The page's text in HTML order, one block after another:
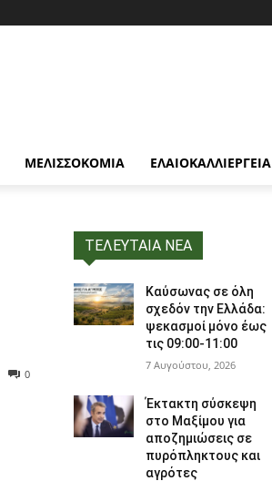
ΜΕΛΙΣΣΟΚΟΜΙΑ ΕΛΑΙΟΚΑΛΛΙΈΡΓΕΙΑ
0
ΤΕΛΕΥΤΑΙΑ ΝΕΑ
Καύσωνας σε όλη
σχεδόν την Ελλάδα:
ψεκασμοί μόνο έως
τις 09:00-11:00
7 Αυγούστου, 2026
Έκτακτη σύσκεψη
στο Μαξίμου για
αποζημιώσεις σε
πυρόπληκτους και
αγρότες